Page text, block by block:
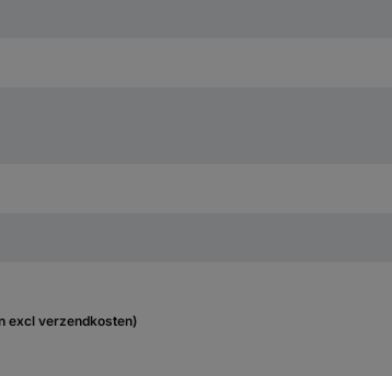
excl verzendkosten)